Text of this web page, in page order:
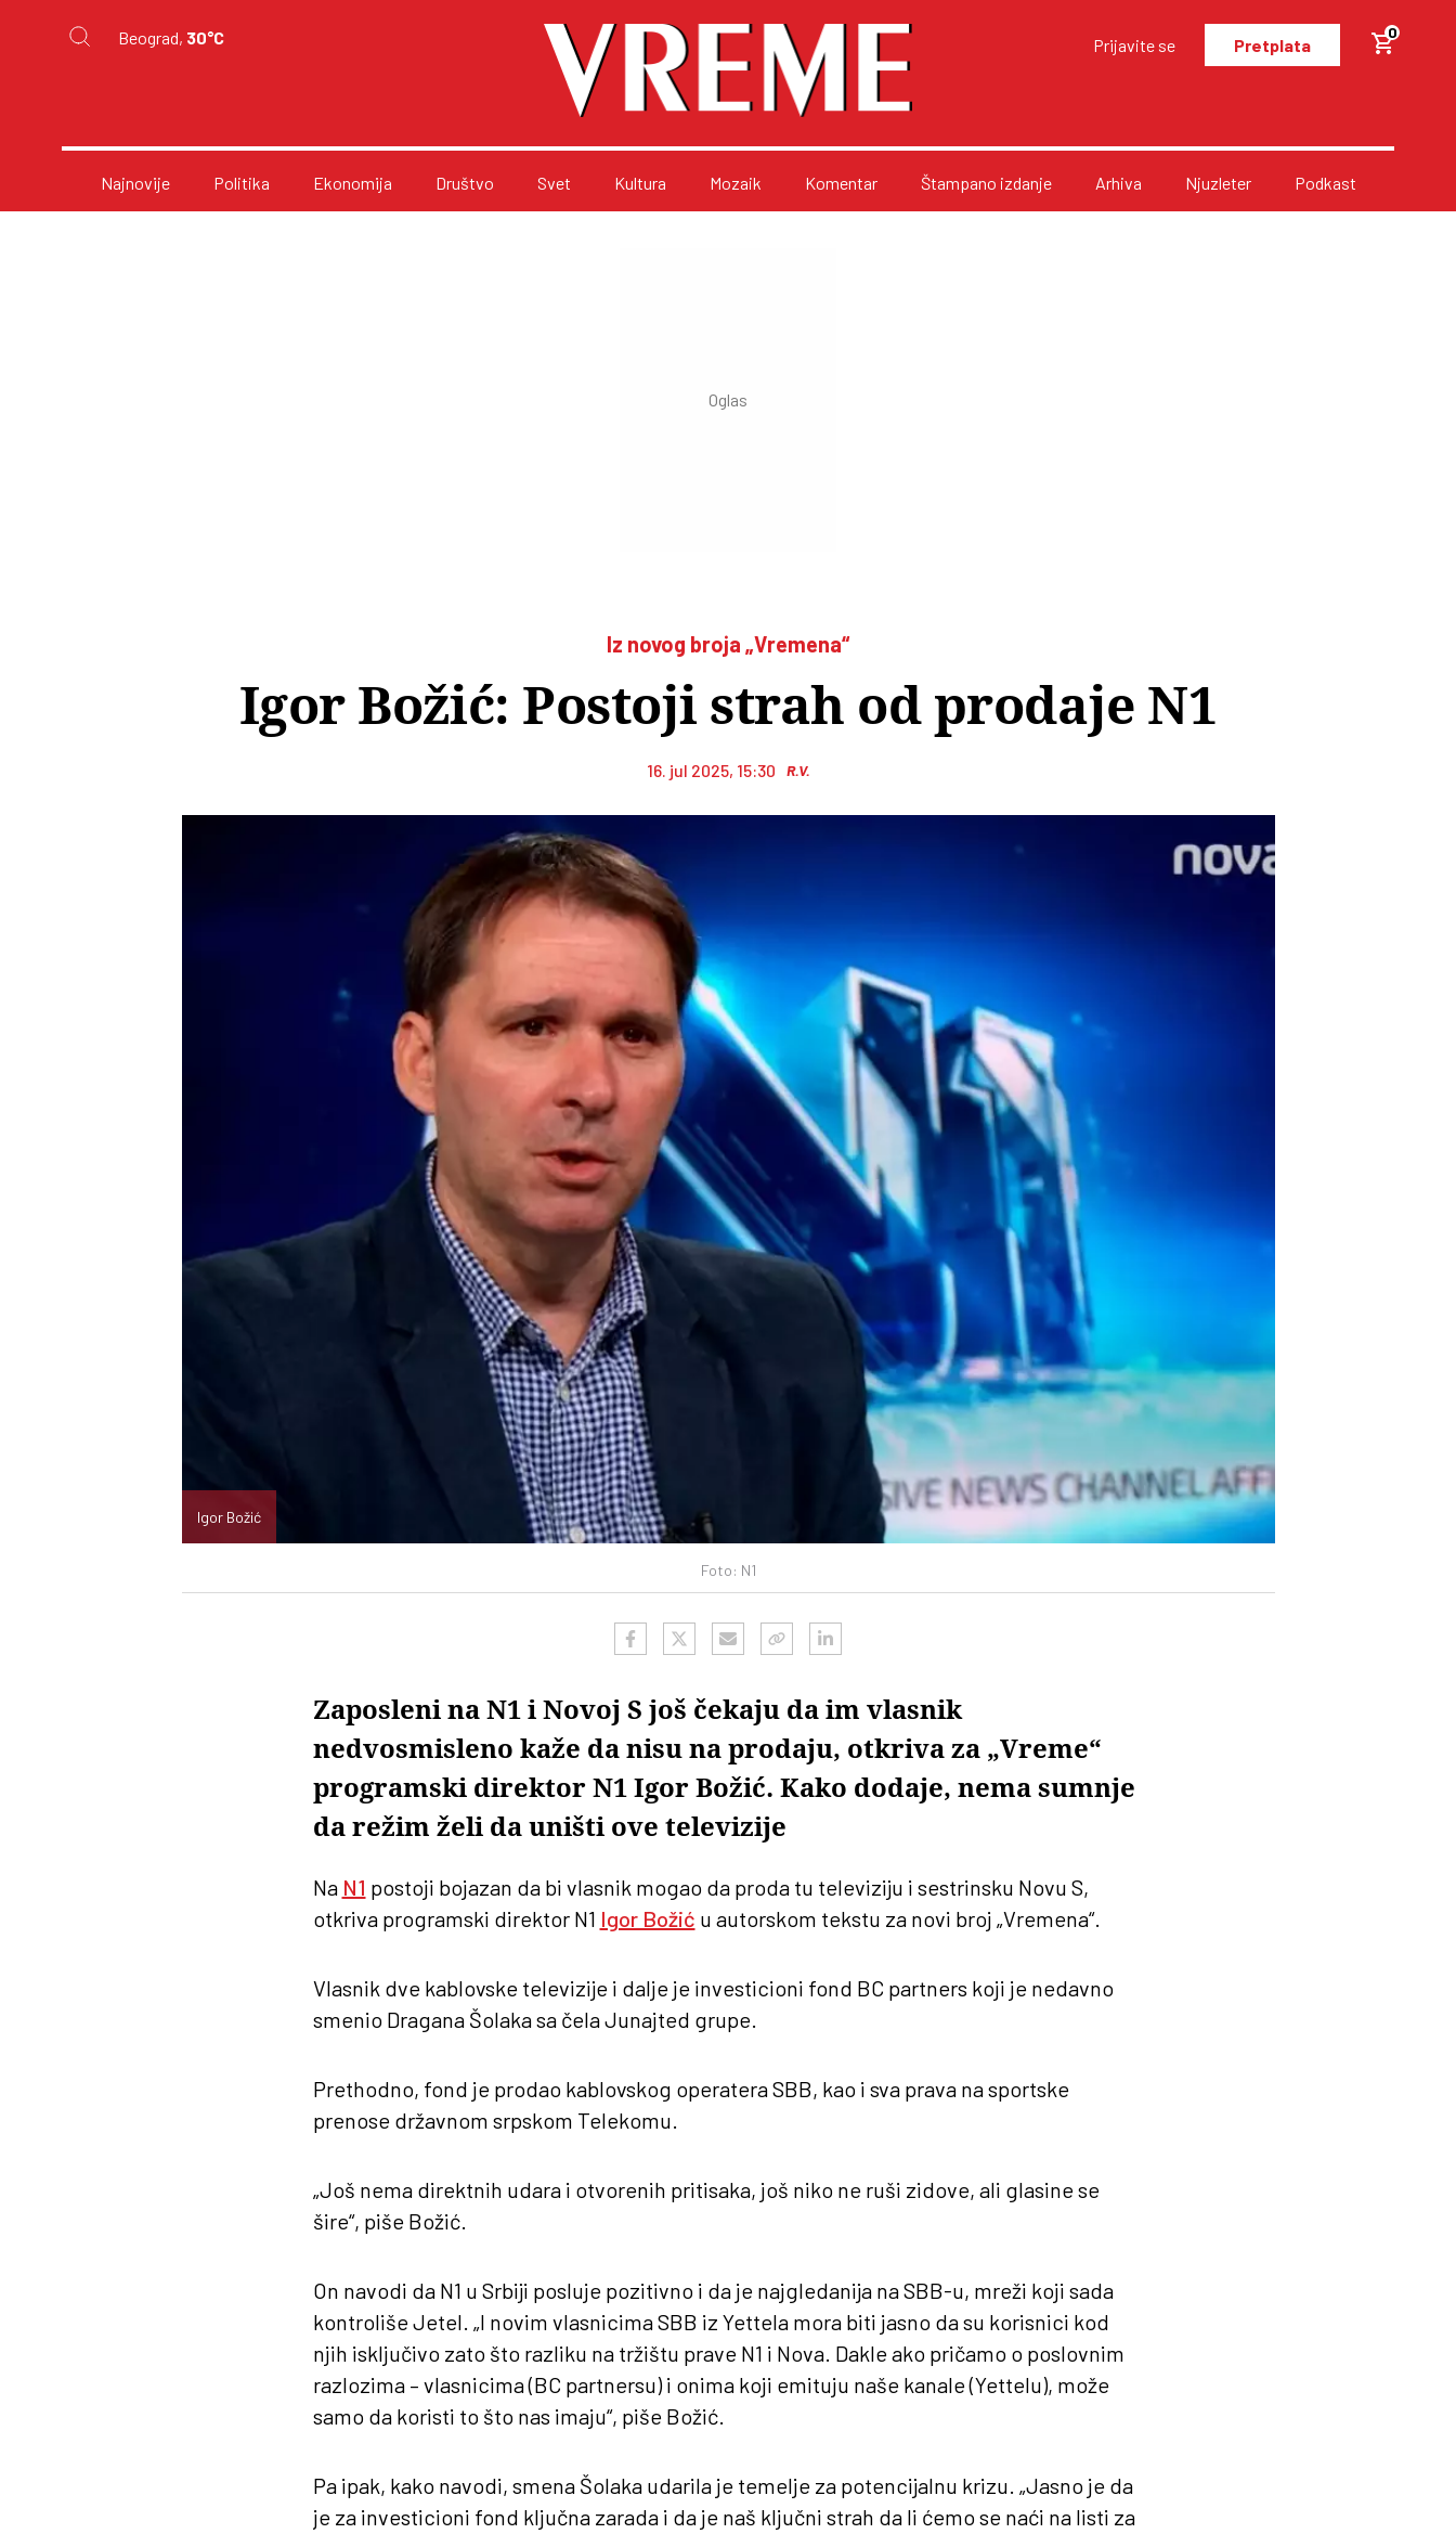
Beograd, 30°C Prijavite se Pretplata
0
Najnovije Politika Ekonomija Društvo Svet Kultura Mozaik Komentar Štampano izdanje Arhiva Njuzleter Podkast
Iz novog broja „Vremena“
Igor Božić: Postoji strah od prodaje N1
16. jul 2025, 15:30 R.V.
Foto: N1
Igor Božić
Zaposleni na N1 i Novoj S još čekaju da im vlasnik
nedvosmisleno kaže da nisu na prodaju, otkriva za „Vreme“
programski direktor N1 Igor Božić. Kako dodaje, nema sumnje
da režim želi da uništi ove televizije
Na N1 postoji bojazan da bi vlasnik mogao da proda tu televiziju i sestrinsku Novu S,
otkriva programski direktor N1 Igor Božić u autorskom tekstu za novi broj „Vremena“.
Vlasnik dve kablovske televizije i dalje je investicioni fond BC partners koji je nedavno
smenio Dragana Šolaka sa čela Junajted grupe.
Prethodno, fond je prodao kablovskog operatera SBB, kao i sva prava na sportske
prenose državnom srpskom Telekomu.
„Još nema direktnih udara i otvorenih pritisaka, još niko ne ruši zidove, ali glasine se
šire“, piše Božić.
On navodi da N1 u Srbiji posluje pozitivno i da je najgledanija na SBB-u, mreži koji sada
kontroliše Jetel. „I novim vlasnicima SBB iz Yettela mora biti jasno da su korisnici kod
njih isključivo zato što razliku na tržištu prave N1 i Nova. Dakle ako pričamo o poslovnim
razlozima – vlasnicima (BC partnersu) i onima koji emituju naše kanale (Yettelu), može
samo da koristi to što nas imaju“, piše Božić.
Pa ipak, kako navodi, smena Šolaka udarila je temelje za potencijalnu krizu. „Jasno je da
je za investicioni fond ključna zarada i da je naš ključni strah da li ćemo se naći na listi za